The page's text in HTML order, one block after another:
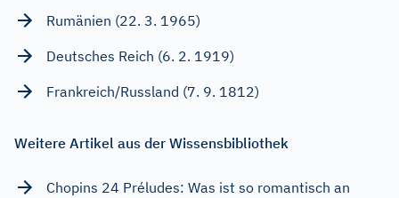
Rumänien (22. 3. 1965)
Deutsches Reich (6. 2. 1919)
Frankreich/Russland (7. 9. 1812)
Weitere Artikel aus der Wissensbibliothek
Chopins 24 Préludes: Was ist so romantisch an